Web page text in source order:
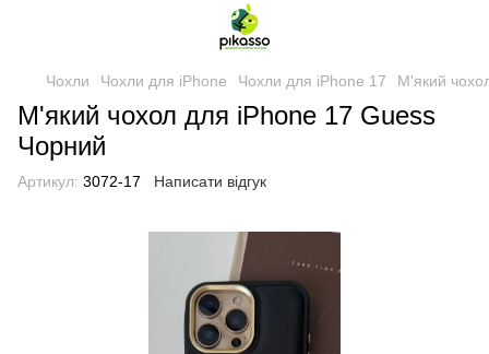
Чохли Чохли для iPhone Чохли для iPhone 17 М'який
М'який чохол для iPhone 17 Guess
Чорний
Артикул: 3072-17 Написати відгук